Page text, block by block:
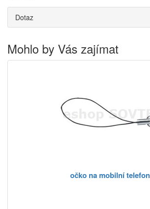
Dotaz
Mohlo by Vás zajímat
očko na mobilní telefon